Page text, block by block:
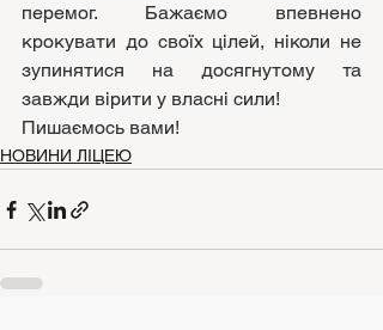
перемог. Бажаємо впевнено
крокувати до своїх цілей, ніколи не
зупинятися на досягнутому та
завжди вірити у власні сили!
Пишаємось вами!
НОВИНИ ЛІЦЕЮ